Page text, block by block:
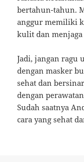
bertahun-tahun.
anggur memiliki
kulit dan
Jadi, jangan ragu
dengan masker
sehat dan
dengan
Sudah saatnya
cara yang sehat